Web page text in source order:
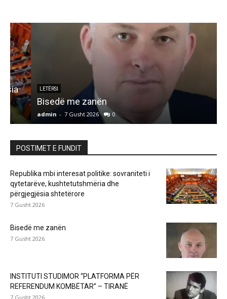
LETËRSI
Bisedë me zanën
admin - 7 Gusht 2026 0
POSTIMET E FUNDIT
Republika mbi interesat politike: sovraniteti i
qytetarëve, kushtetutshmëria dhe
përgjegjësia shtetërore
7 Gusht 2026
Bisedë me zanën
7 Gusht 2026
INSTITUTI STUDIMOR “PLATFORMA PËR
REFERENDUM KOMBËTAR” – TIRANË
7 Gusht 2026